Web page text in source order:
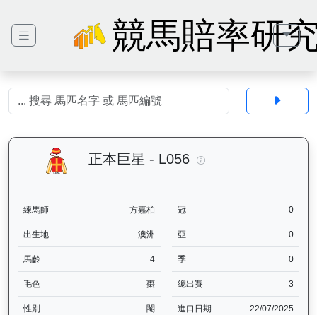
競馬賠率研
正本巨星 - L056
練馬師 方嘉柏 冠 0
出生地 澳洲 亞 0
馬齡 4 季 0
毛色 棗 總出賽 3
性別 閹 進口日期 22/07/2025